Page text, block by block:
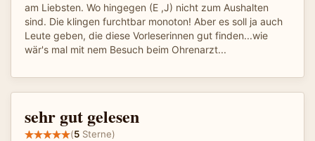
am Liebsten. Wo hingegen (E ,J) nicht zum Aushalten
sind. Die klingen furchtbar monoton! Aber es soll ja auch
Leute geben, die diese Vorleserinnen gut finden...wie
wär's mal mit nem Besuch beim Ohrenarzt...
sehr gut gelesen
(5 Sterne)